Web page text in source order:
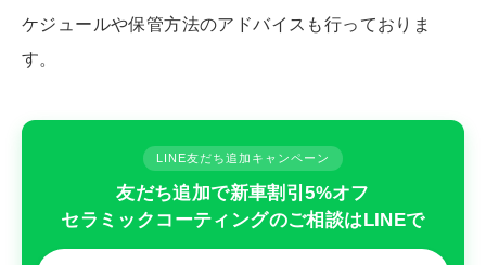
ケジュールや保管方法のアドバイスも行っておりま
す。
LINE友だち追加キャンペーン
友だち追加で新車割引5%オフ
セラミックコーティングのご相談はLINEで